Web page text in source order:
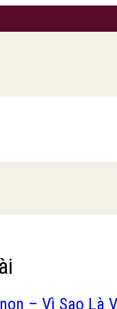
– Vì Sao Là